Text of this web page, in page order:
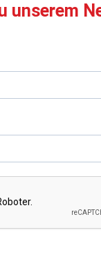
unserem